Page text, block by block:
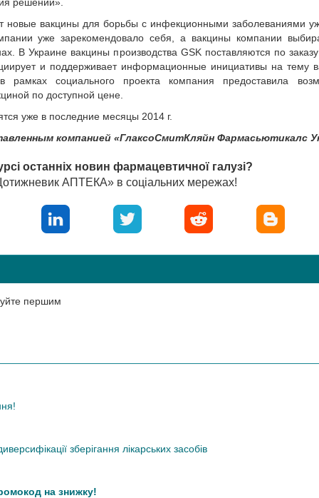
новые вакцины для борьбы с инфекционными заболеваниями
уже зарекомендовало себя, а вакцины компании
В Украине вакцины производства GSK поставляются по
и поддерживает информационные инициативы на тему
социального проекта компания предоставила
по доступной цене.
уже в последние месяцы 2014 г.
компанией «ГлаксоСмитКляйн Фармасьютикалс
останніх новин фармацевтичної галузі?
АПТЕКА» в соціальних мережах!
першим
зберігання лікарських засобів
на знижку!